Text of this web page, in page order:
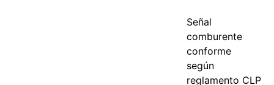
Señal
comburente
conforme
según
reglamento CLP